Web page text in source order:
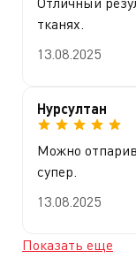
тканях.
13.08.2025
Нурсултан
Можно
супер.
13.08.2025
Показать еще